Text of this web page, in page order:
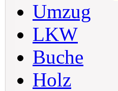
Umzug
LKW
Buche
Holz